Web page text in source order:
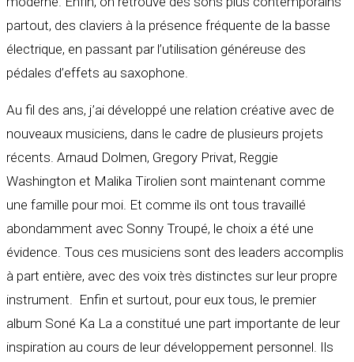
partout, des claviers à la présence fréquente de la basse
électrique, en passant par l’utilisation généreuse des
pédales d’effets au saxophone.
Au fil des ans, j’ai développé une relation créative avec de
nouveaux musiciens, dans le cadre de plusieurs projets
récents. Arnaud Dolmen, Gregory Privat, Reggie
Washington et Malika Tirolien sont maintenant comme
une famille pour moi. Et comme ils ont tous travaillé
abondamment avec Sonny Troupé, le choix a été une
évidence. Tous ces musiciens sont des leaders accomplis
à part entière, avec des voix très distinctes sur leur propre
instrument. Enfin et surtout, pour eux tous, le premier
album Soné Ka La a constitué une part importante de leur
inspiration au cours de leur développement personnel. Ils